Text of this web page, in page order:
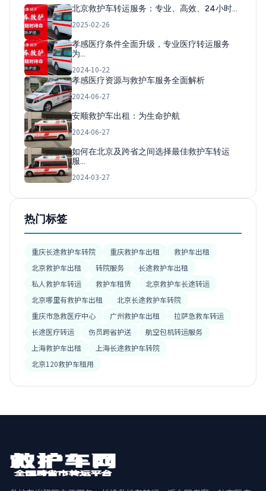
北京救护车转运服务：专业、高效、24小时…
2025-02-26
孝感医疗条件全面升级，专业医疗转运服务
为…
2024-10-22
孝感医疗资源与救护车服务全面解析
2024-06-27
安顺救护车出租：为生命护航
2024-06-27
如何在北京及跨省之间选择最佳救护车转运
服…
2024-03-27
热门标签
重庆长途救护车转院 重庆救护车出租
救护车出租
北京救护车出租
转院服务
长途救护车出租
私人救护车转运
救护车租赁
北京救护车长途转运
北京哪里有救护车出租
北京长途救护车转院
重庆市急救医疗中心
广州救护车出租
拉萨急救车转运
长途医疗转运
伤员跨省护送
航空包机转运服务
上海救护车出租
上海长途救护车转院
北京120救护车租用